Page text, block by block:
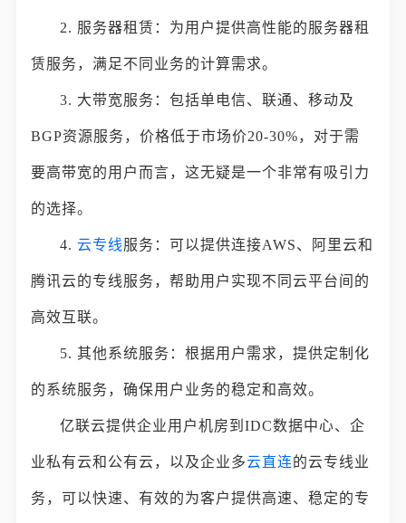
2. 服务器租赁：为用户提供高性能的服务器租
赁服务，满足不同业务的计算需求。
3. 大带宽服务：包括单电信、联通、移动及
BGP资源服务，价格低于市场价20-30%，对于需
要高带宽的用户而言，这无疑是一个非常有吸引力
的选择。
4.云专线服务：可以提供连接AWS、阿里云和
腾讯云的专线服务，帮助用户实现不同云平台间的
高效互联。
5. 其他系统服务：根据用户需求，提供定制化
的系统服务，确保用户业务的稳定和高效。
亿联云提供企业用户机房到IDC数据中心、企
业私有云和公有云，以及企业多云直连的云专线业
务，可以快速、有效的为客户提供高速、稳定的专